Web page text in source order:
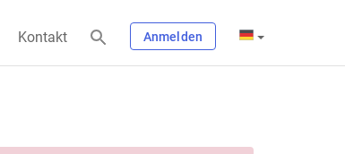
Kontakt Anmelden